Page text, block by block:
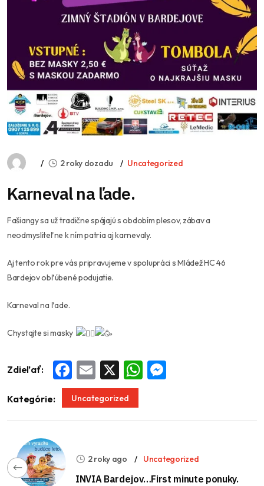
2 roky dozadu Uncategorized
Karneval na ľade.
Fašiangy sa už tradične spájajú s obdobím plesov, zábav a
neodmysliteľne k ním patria aj karnevaly.
Aj tento rok pre vás pripravujeme v spolupráci s Mládež HC 46
Bardejov obľúbené podujatie.
Karneval na ľade.
Chystajte si masky
Zdieľať: Facebook
Email WhatsApp
Kategórie: Uncategorized
2 roky ago Uncategorized
INVIA Bardejov…First minute ponuky.